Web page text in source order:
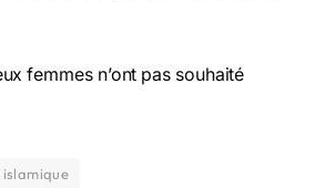
femmes n’ont pas souhaité